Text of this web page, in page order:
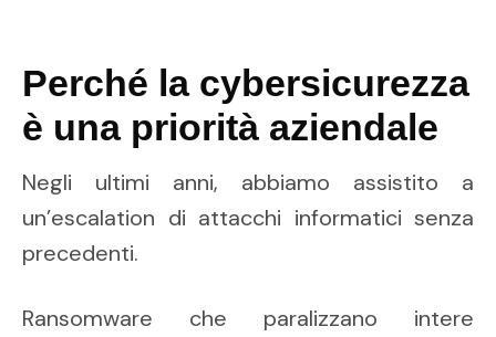
Perché la cybersicurezza
è una priorità aziendale
Negli ultimi anni, abbiamo assistito a
un’escalation di attacchi informatici senza
precedenti.
Ransomware che paralizzano intere